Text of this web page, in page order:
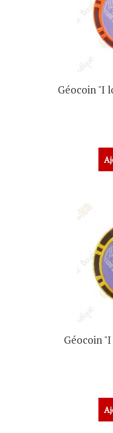
Géocoin "I
Géocoin